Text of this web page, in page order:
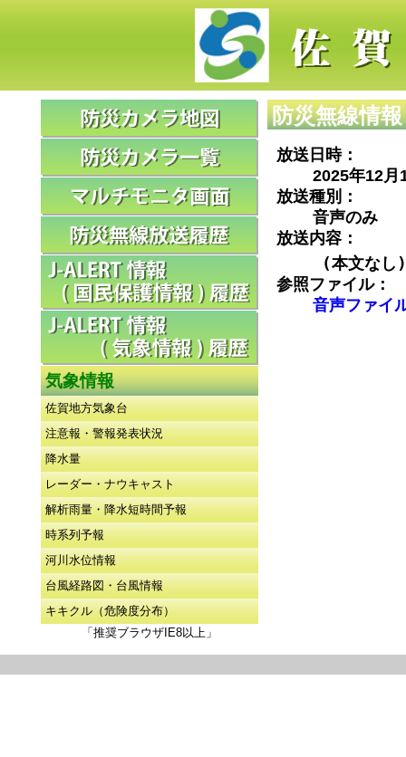
気象情報
佐賀地方気象台
注意報・警報発表状況
降水量
レーダー・ナウキャスト
解析雨量・降水短時間予報
時系列予報
河川水位情報
台風経路図・台風情報
キキクル（危険度分布）
「推奨ブラウザIE8以上」
防災無線情報
放送日時：
2025年12
放送種別：
音声のみ
放送内容：
(本文なし)
参照ファイル：
音声ファイ